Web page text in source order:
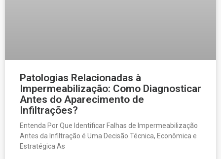
Patologias Relacionadas à
Impermeabilização: Como Diagnosticar
Antes do Aparecimento de
Infiltrações?
Entenda Por Que Identificar Falhas de Impermeabilização
Antes da Infiltração é Uma Decisão Técnica, Econômica e
Estratégica As